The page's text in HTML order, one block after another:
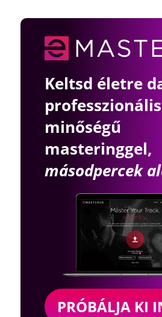
Keltsd életre
professzionális
minőségű
masteringgel,
másodpercek
PRÓBÁLJA KI